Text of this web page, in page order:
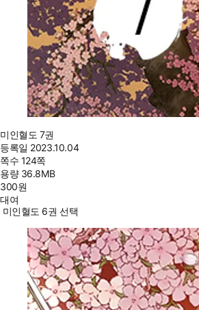
미인혈도 7권
등록일 2023.10.04
쪽수 124쪽
용량 36.8MB
300원
대여
미인혈도 6권 선택